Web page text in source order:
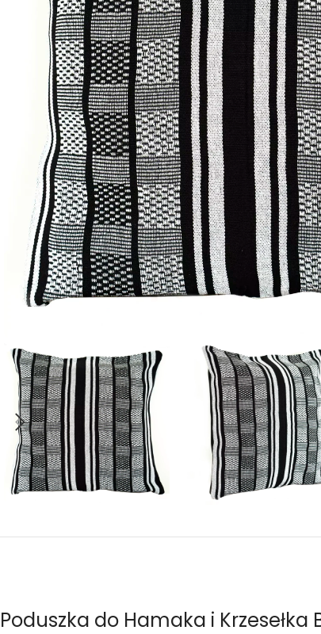
Poduszka do Hamaka i Krzesełka